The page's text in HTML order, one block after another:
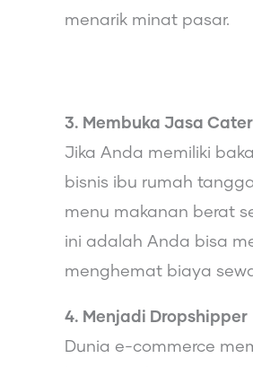
menarik minat pasar.
3. Membuka Jasa
Jika Anda memiliki
bisnis ibu rumah
menu makanan berat
ini adalah Anda bisa
menghemat biaya
4. Menjadi Dropshipper
Dunia e-commerce